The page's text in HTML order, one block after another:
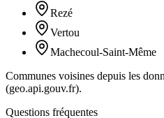
Rezé
Vertou
Machecoul-Saint-Même
Communes voisines depuis les
(geo.api.gouv.fr).
Questions fréquentes